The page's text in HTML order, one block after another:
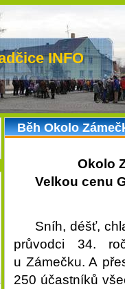
INFO
Běh Okolo
Okolo
Velkou cenu
Sníh, déšť,
průvodci 34.
u Zámečku. A
250 účastníků